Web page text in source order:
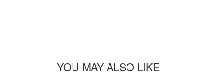
YOU MAY ALSO LIKE